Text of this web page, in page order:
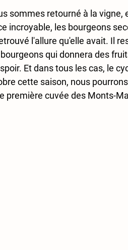
sommes retourné à la vigne,
incroyable, les bourgeons
l'allure qu'elle avait. Il
qui donnera des
Et dans tous les cas, le
cette saison, nous
première cuvée des Monts-